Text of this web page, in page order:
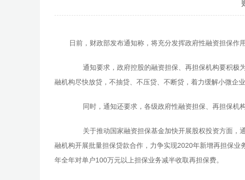
日前，财政部发布通知称，将充分发挥政府性融资担保作
通知要求，政府控股的融资担保、再担保机构要积极为
融机构尽快放贷，不抽贷、不压贷、不断贷，着力缓解小微企业
同时，通知还要求，各级政府性融资担保、再担保机构
关于推动国家融资担保基金加快开展股权投资方面，
融机构开展批量担保贷款合作，力争实现2020年新增再担保
年全年对单户100万元以上担保业务减半收取再担保费。